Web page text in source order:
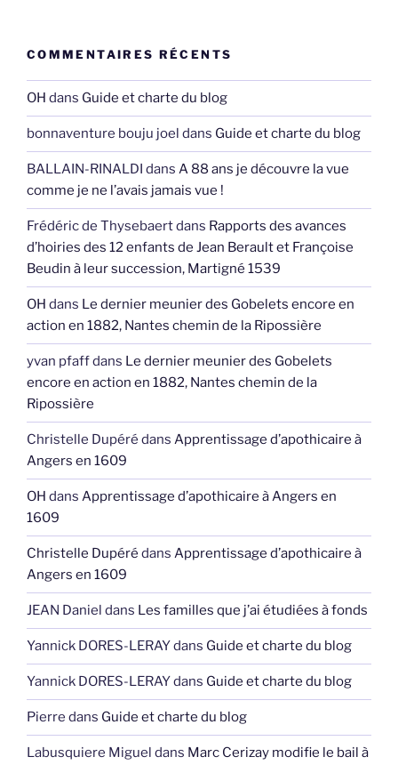
COMMENTAIRES RÉCENTS
OH dans Guide et charte du blog
bonnaventure bouju joel dans Guide et charte du blog
BALLAIN-RINALDI dans A 88 ans je découvre la vue
comme je ne l’avais jamais vue !
Frédéric de Thysebaertdans Rapports des avances
d’hoiries des 12 enfants de Jean Berault et Françoise
Beudin à leur succession, Martigné 1539
OH dans Le dernier meunier des Gobelets encore en
action en 1882, Nantes chemin de la Ripossière
yvan pfaffdans Le dernier meunier des Gobelets
encore en action en 1882, Nantes chemin de la
Ripossière
Christelle Dupéré dans Apprentissage d’apothicaire à
Angers en 1609
OH dans Apprentissage d’apothicaire à Angers en
1609
Christelle Dupéré dans Apprentissage d’apothicaire à
Angers en 1609
JEAN Daniel dans Les familles que j’ai étudiées à fonds
Yannick DORES-LERAYdans Guide et charte du blog
Yannick DORES-LERAYdans Guide et charte du blog
Pierre dans Guide et charte du blog
Labusquiere Miguel dans Marc Cerizay modifie le bail à